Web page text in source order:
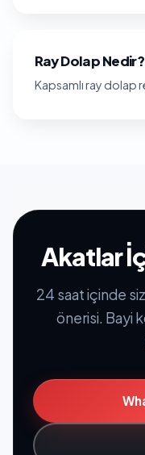
Ray Dolap Nedir?
Kapsamlı ray dolap
Akatlar
24 saat içinde
önerisi. Bayi